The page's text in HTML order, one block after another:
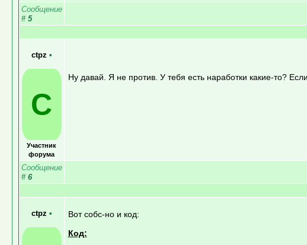
Сообщение
# 5
ctpz •
C
Участник
форума
Ну давай. Я не против. У тебя есть наработки какие-то?
Сообщение
# 6
ctpz •
Вот собс-но и код:
Код: